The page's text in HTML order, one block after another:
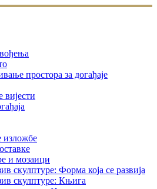
простора за догађаје
вијести
изложбе
и мозаици
скулптуре: Форма која се развија
скулптуре: Књига